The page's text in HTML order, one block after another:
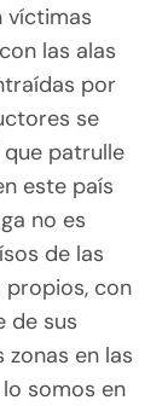
víctimas
las alas
por
se
patrulle
este país
no es
de las
propios, con
de sus
en las
somos en